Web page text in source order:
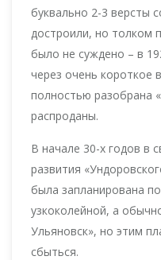
буквально 2-3 версты
достроили, но толком
было не суждено – в
через очень короткое
полностью разобрана
распроданы.
В начале 30-х годов в
развития
была запланирована
узкоколейной, а
Ульяновск», но этим
сбыться.